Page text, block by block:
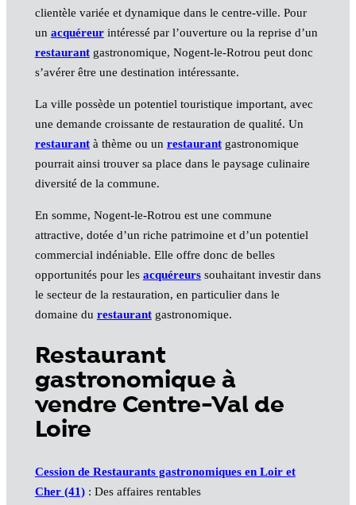
clientèle variée et dynamique dans le centre-ville. Pour
un acquéreurintéressé par l’ouverture ou la reprise d’un
restaurantgastronomique, Nogent-le-Rotrou peut donc
s’avérer être une destination intéressante.
La ville possède un potentiel touristique important, avec
une demande croissante de restauration de qualité. Un
restaurantà thème ou un restaurantgastronomique
pourrait ainsi trouver sa place dans le paysage culinaire
diversité de la commune.
En somme, Nogent-le-Rotrou est une commune
attractive, dotée d’un riche patrimoine et d’un potentiel
commercial indéniable. Elle offre donc de belles
opportunités pour les acquéreurssouhaitant investir dans
le secteur de la restauration, en particulier dans le
domaine du restaurantgastronomique.
Restaurant
gastronomique à
vendre Centre-Val de
Loire
Cession de Restaurants gastronomiques en Loir et
Cher (41): Des affaires rentables